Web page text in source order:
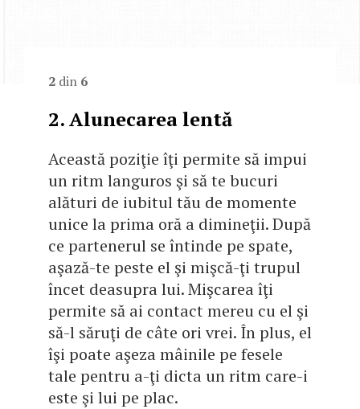
2 din 6
2. Alunecarea lentă
Această poziţie îţi permite să impui
un ritm languros şi să te bucuri
alături de iubitul tău de momente
unice la prima oră a dimineţii. După
ce partenerul se întinde pe spate,
aşază-te peste el şi mişcă-ţi trupul
încet deasupra lui. Mişcarea îţi
permite să ai contact mereu cu el şi
să-l săruţi de câte ori vrei. În plus, el
îşi poate aşeza mâinile pe fesele
tale pentru a-ţi dicta un ritm care-i
este şi lui pe plac.